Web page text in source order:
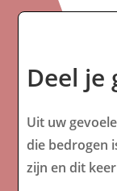
Deel je
Uit uw
die bedrogen
zijn en dit